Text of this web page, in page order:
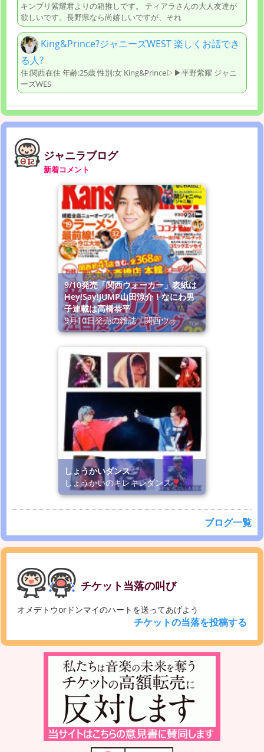
キンプリ紫耀君よりの箱推しです。 ティアラさんの大人友達が
欲しいです。長野県なら尚嬉しいですが、それ
King&Prince?ジャニーズWEST 楽しくお話でき
る人?
住:関西在住 年齢:25歳 性別:女 King&Prince▷▶︎平野紫耀 ジャニ
ーズWES
ジャニラブログ
新着コメント
9/10発売「関西ウォーカー」表紙は
Hey!Say!JUMP山田涼介！なにわ男
子連載は高橋恭平
9月10日発売の雑誌「関西ウォ
しょうかいダンス
しょうかいのキレキレダンス
ブログ一覧
チケット当落の叫び
オメデトウorドンマイのハートを送ってあげよう
チケットの当落を投稿する